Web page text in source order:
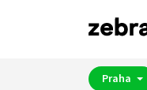
Praha